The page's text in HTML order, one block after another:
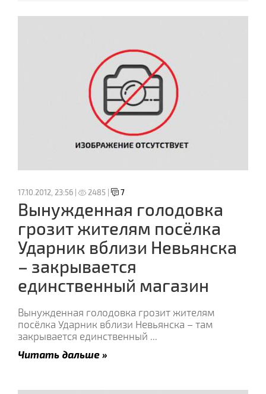
17.10.2012, 23:56 | 2485 | 7
Вынужденная голодовка
грозит жителям посёлка
Ударник вблизи Невьянска
– закрывается
единственный магазин
Вынужденная голодовка грозит жителям
посёлка Ударник вблизи Невьянска – там
закрывается единственный ...
Читать дальше »